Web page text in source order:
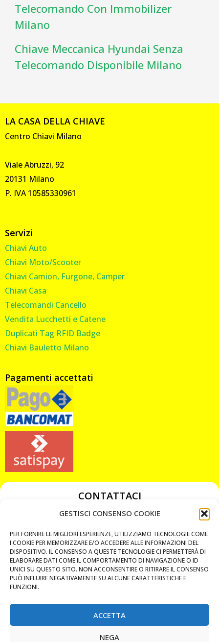
GESTISCI CONSENSO COOKIE
PER FORNIRE LE MIGLIORI ESPERIENZE, UTILIZZIAMO TECNOLOGIE COME
I COOKIE PER MEMORIZZARE E/O ACCEDERE ALLE INFORMAZIONI DEL
DISPOSITIVO. IL CONSENSO A QUESTE TECNOLOGIE CI PERMETTERÀ DI
ELABORARE DATI COME IL COMPORTAMENTO DI NAVIGAZIONE O ID
UNICI SU QUESTO SITO. NON ACCONSENTIRE O RITIRARE IL CONSENSO
PUÒ INFLUIRE NEGATIVAMENTE SU ALCUNE CARATTERISTICHE E
FUNZIONI.
ACCETTA
NEGA
Telecomando Con Immobilizer
Milano
Chiave Meccanica Hyundai Senza
Telecomando Disponibile Milano
LA CASA DELLA CHIAVE
Centro Chiavi Milano
Viale Abruzzi, 92
20131 Milano
P. IVA 10585330961
Servizi
Chiavi Auto
Chiavi Moto/Scooter
Chiavi Camion, Furgone, Camper
Chiavi Casa
Telecomandi Cancello
Vendita Lucchetti e Catene
Duplicati Tag RFID Badge
Chiavi Bauletto Milano
Pagamenti accettati
CONTATTACI
349 3863811
chiavicodificate@gmail.com
Privacy Policy
Cookie Policy
MAPS